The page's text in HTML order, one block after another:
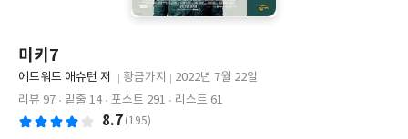
미키7
글
쓴
에드워드 애슈턴 저
출
사
황금가지
출
2022년 7월 22일
리뷰 97
밑줄 14 포스트 291 리스트 61
8.7 (195)